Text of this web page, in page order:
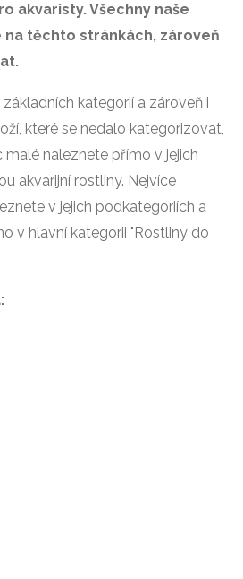
akvaristy. Všechny naše
těchto stránkách, zároveň
kategorií a zároveň i
které se nedalo kategorizovat,
naleznete přímo v jejich
akvarijní rostliny. Nejvíce
v jejich podkategoriích a
v hlavní kategorii "Rostliny do